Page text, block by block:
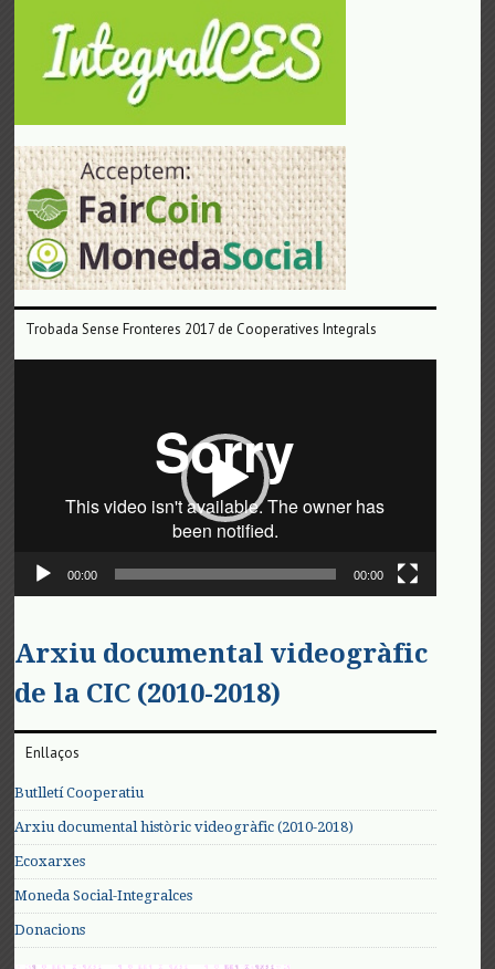
Trobada Sense Fronteres 2017 de Cooperatives Integrals
00:00 00:00
Arxiu documental videogràfic
de la CIC (2010-2018)
Enllaços
Butlletí Cooperatiu
Arxiu documental històric videogràfic (2010-2018)
Ecoxarxes
Moneda Social-Integralces
Donacions